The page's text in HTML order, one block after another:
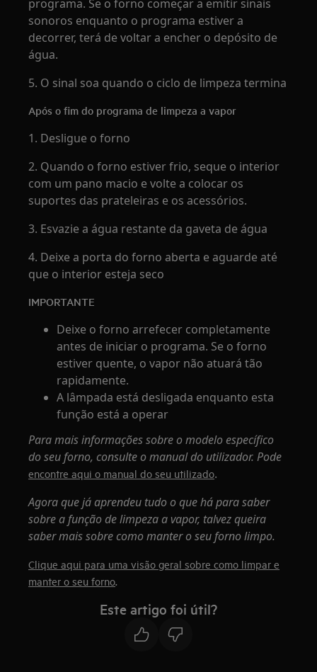
programa. Se o forno começar a emitir sinais
sonoros enquanto o programa estiver a
decorrer, terá de voltar a encher o depósito de
água.
5. O sinal soa quando o ciclo de limpeza termina
Após o fim do programa de limpeza a vapor
1. Desligue o forno
2. Quando o forno estiver frio, seque o interior
com um pano macio e volte a colocar os
suportes das prateleiras e os acessórios.
3. Esvazie a água restante da gaveta de água
4. Deixe a porta do forno aberta e aguarde até
que o interior esteja seco
IMPORTANTE
Deixe o forno arrefecer completamente
antes de iniciar o programa. Se o forno
estiver quente, o vapor não atuará tão
rapidamente.
A lâmpada está desligada enquanto esta
função está a operar
Para mais informações sobre o modelo específico
do seu forno, consulte o manual do utilizador. Pode
encontre aqui o manual do seu utilizado.
Agora que já aprendeu tudo o que há para saber
sobre a função de limpeza a vapor, talvez queira
saber mais sobre como manter o seu forno limpo.
Clique aqui para uma visão geral sobre como limpar e
manter o seu forno.
Este artigo foi útil?